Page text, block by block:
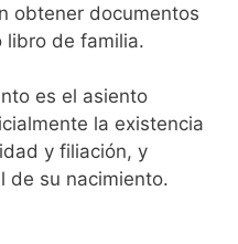
obtener documentos
libro de familia.
es el asiento
la existencia
y filiación, y
de su nacimiento.